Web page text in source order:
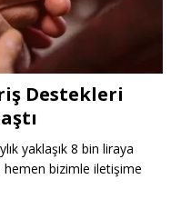
Destekleri
yaklaşık 8 bin liraya
hemen bizimle iletişime